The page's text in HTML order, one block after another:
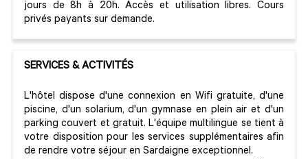
jours de 8h à 20h. Accès et utilisation libres. Cours
privés payants sur demande.
SERVICES & ACTIVITÉS
L'hôtel dispose d'une connexion en Wifi gratuite, d'une
piscine, d'un solarium, d'un gymnase en plein air et d'un
parking couvert et gratuit. L'équipe multilingue se tient à
votre disposition pour les services supplémentaires afin
de rendre votre séjour en Sardaigne exceptionnel.